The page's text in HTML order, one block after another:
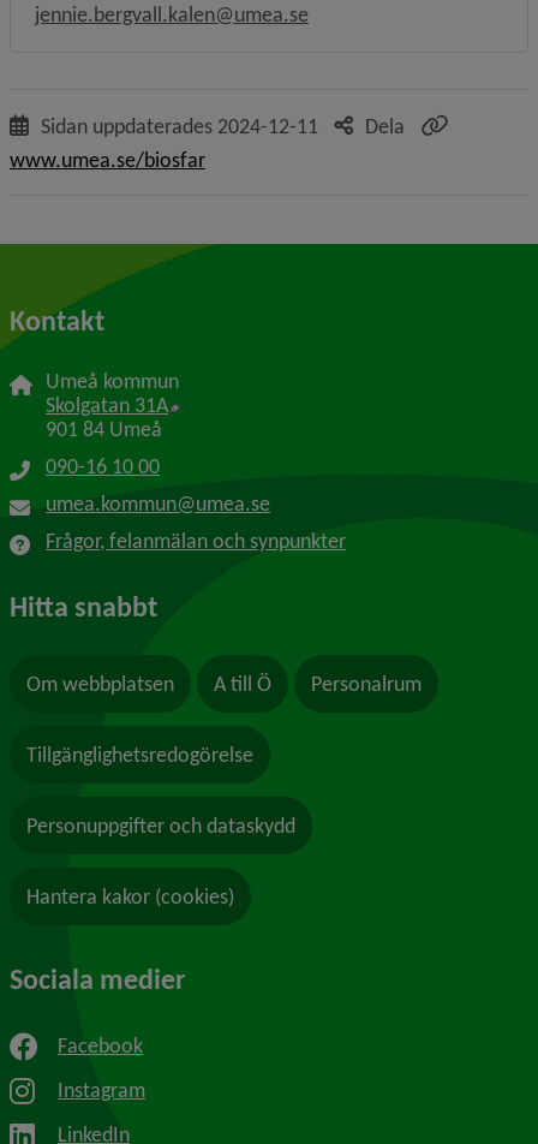
jennie.bergvall.kalen@umea.se
Sidan uppdaterades 2024-12-11
Dela
www.umea.se/biosfar
Kontakt
Umeå kommun
Skolgatan 31A Länk till annan webbplats, öppnas i nytt
901 84 Umeå
090-16 10 00
umea.kommun@umea.se
Frågor, felanmälan och synpunkter
Hitta snabbt
Om webbplatsen A till Ö Personalrum
Tillgänglighetsredogörelse
Personuppgifter och dataskydd
Hantera kakor (cookies)
Sociala medier
Facebook
Instagram
LinkedIn